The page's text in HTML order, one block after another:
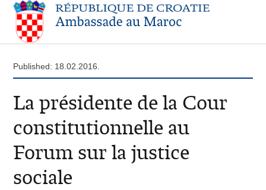
Published: 18.02.2016.
La présidente de la Cour
constitutionnelle au
Forum sur la justice
sociale